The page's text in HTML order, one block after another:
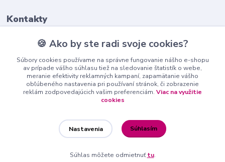
Kontakty
+421911 569 017
(Po-Pia, 8-16 hod.)
info@nndecor.sk
Vytvorené na
Eshop-rychlo.sk
🍪 Ako by ste radi svoje cookies?
Súbory cookies používame na správne fungovanie nášho e-shopu
av prípade vášho súhlasu tiež na sledovanie štatistík o webe,
meranie efektivity reklamných kampaní, zapamätanie vášho
obľúbeného nastavenia pri používaní stránok, či zobrazenie
reklám zodpovedajúcich vašim preferenciám. Viac na využitie
cookies
Nastavenia Súhlasím
Súhlas môžete odmietnuťtu.